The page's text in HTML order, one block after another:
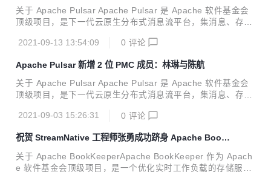
年团队创立初期获得红杉中国种子基金天使轮投资。 Stream
Native 联合创始人兼 CEO 郭斯杰表示，本轮融资主要用于产
版本
关于 Apache Pulsar Apache Pulsar 是 Apache 软件基金会
顶级项目，是下一代云原生分布式消息流平台，集消息、存
计，支持多租户、持久化存储、多机房跨区域数据复制，具有
于 KoP “KoP“（Kafka on Pulsar）由 StreamNative 和 OVH
cloud 共同开源，主要满足想要从 Kafka 应用程序切换到 Pul
sar 的用户的强烈需求。 KoP 将 Kafka 协议处理插件引入 Pu
2021-09-13 13:54:09 0 评论
Apache Pulsar 新增 2 位 PMC 成员：林琳与陈航
关于 Apache Pulsar Apache Pulsar 是 Apache 软件基金会
顶级项目，是下一代云原生分布式消息流平台，集消息、存
计，支持多租户、持久化存储、多机房跨区域数据复制，具有
新增 2 位中文社区 PMC 成员：林琳与陈航 今年 8 月，经历
了 PMC 们的推荐与投票后， Apache Pulsar 社区两位位贡献
卓越的 Committer 被提名为 PMC 成员。他们分别是前 BIGO
2021-09-03 15:26:31 0 评论
祝贺 StreamNative 工程师张勇成功跻身 Apache Book
Keeper Committer
关于 Apache BookKeeperApache BookKeeper 作为 Apach
e 软件基金会顶级项目，是一个优化实时工作负载的存储服